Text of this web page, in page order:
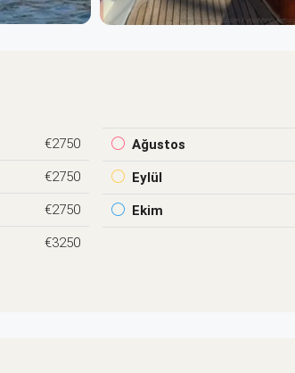
€2750
€2750
€2750
€3250
Ağustos
Eylül
Ekim